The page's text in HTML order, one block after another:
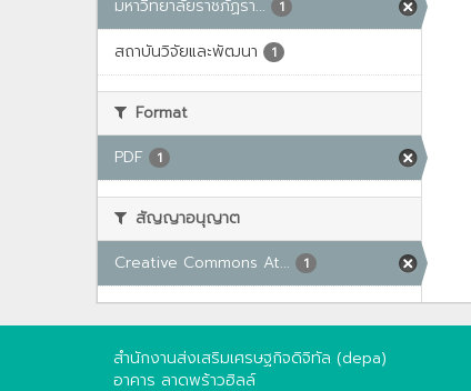
มหาวิทยาลัยราชภัฏรา... 1
สถาบันวิจัยและพัฒนา 1
Format
PDF
1
สัญญาอนุญาต
Creative Commons At...
1
สำนักงานส่งเสริมเศรษฐกิจดิจิทัล (depa)
อาคาร ลาดพร้าวฮิลล์